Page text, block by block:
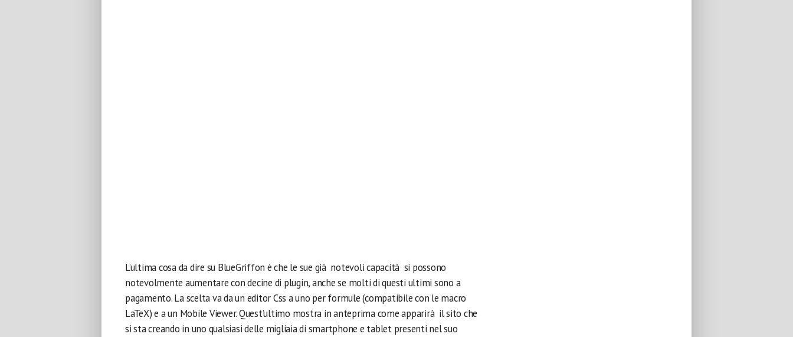
L’ultima cosa da dire su BlueGriffon è che le sue già notevoli capacità si possono
notevolmente aumentare con decine di plugin, anche se molti di questi ultimi sono a
pagamento. La scelta va da un editor Css a uno per formule (compatibile con le macro
LaTeX) e a un Mobile Viewer. Quest’ultimo mostra in anteprima come apparirà il sito che
si sta creando in uno qualsiasi delle migliaia di smartphone e tablet presenti nel suo